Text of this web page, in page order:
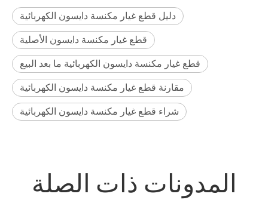
دليل قطع غيار مكنسة دايسون الكهربائية
قطع غيار مكنسة دايسون الأصلية
قطع غيار مكنسة دايسون الكهربائية ما بعد البيع
مقارنة قطع غيار مكنسة دايسون الكهربائية
شراء قطع غيار مكنسة دايسون الكهربائية
المدونات ذات الصلة